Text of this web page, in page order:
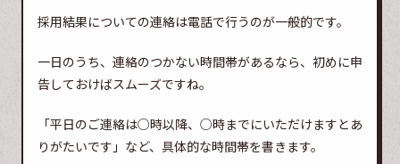
採用結果についての連絡は電話で行うのが一般的です。
一日のうち、連絡のつかない時間帯があるなら、初めに申
告しておけばスムーズですね。
「平日のご連絡は○時以降、○時までにいただけますとあ
りがたいです」など、具体的な時間帯を書きます。